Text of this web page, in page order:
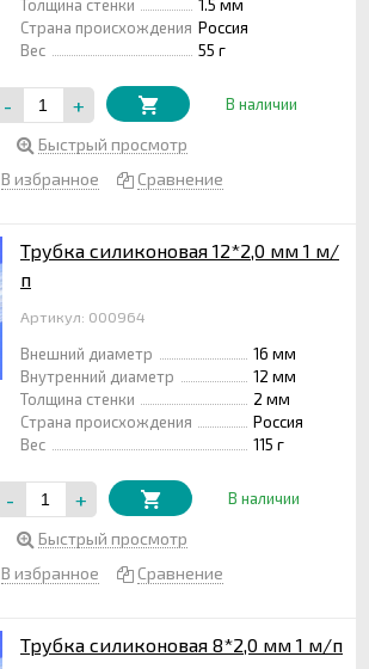
Толщина стенки
1.5 мм
Страна происхождения Россия
Вес
55 г
- + В наличии
Быстрый просмотр
В избранное
Сравнение
Трубка силиконовая 12*2,0 мм 1 м/
п
Артикул: 000964
Внешний диаметр
16 мм
Внутренний диаметр
12 мм
Толщина стенки
2 мм
Страна происхождения
Россия
Вес
115 г
- + В наличии
Быстрый просмотр
В избранное
Сравнение
Трубка силиконовая 8*2,0 мм 1 м/п